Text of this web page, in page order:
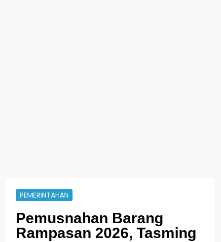
PEMERINTAHAN
Pemusnahan Barang
Rampasan 2026, Tasming